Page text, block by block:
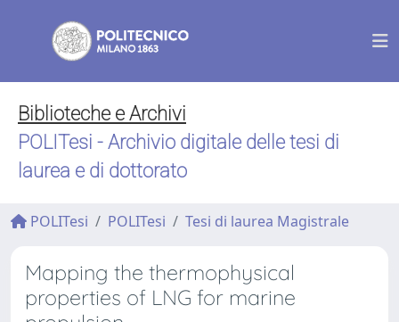
Biblioteche e Archivi
POLITesi - Archivio digitale delle tesi di
laurea e di dottorato
POLITesi POLITesi Tesi di laurea Magistrale
Mapping the thermophysical
properties of LNG for marine